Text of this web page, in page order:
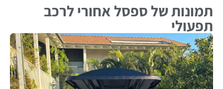
תמונות של ספסל אחורי לרכב
תפעולי